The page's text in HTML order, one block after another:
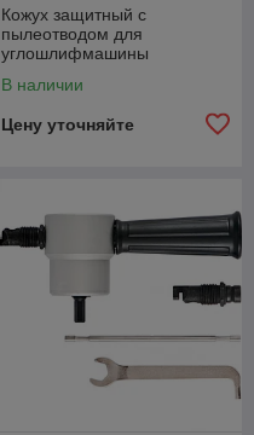
Кожух защитный с
пылеотводом для
углошлифмашины
В наличии
Цену уточняйте